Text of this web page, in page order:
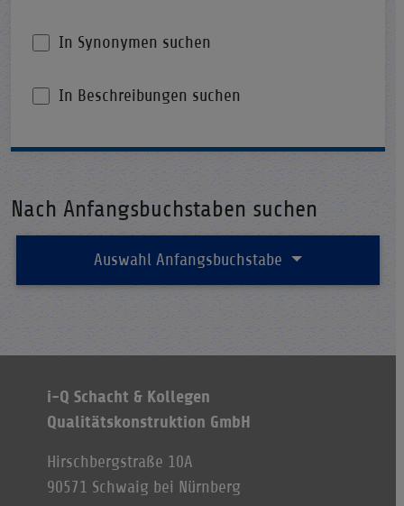
In Synonymen suchen
In Beschreibungen suchen
Nach Anfangsbuchstaben suchen
Auswahl Anfangsbuchstabe
i-Q Schacht & Kollegen
Qualitätskonstruktion GmbH
Hirschbergstraße 10A
90571 Schwaig bei Nürnberg